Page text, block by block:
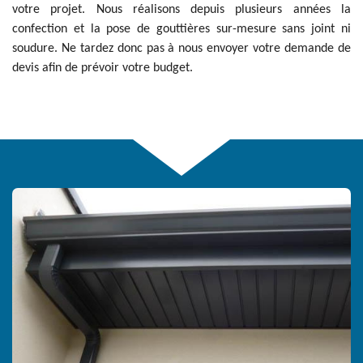
votre projet. Nous réalisons depuis plusieurs années la
confection et la pose de gouttières sur-mesure sans joint ni
soudure. Ne tardez donc pas à nous envoyer votre demande de
devis afin de prévoir votre budget.